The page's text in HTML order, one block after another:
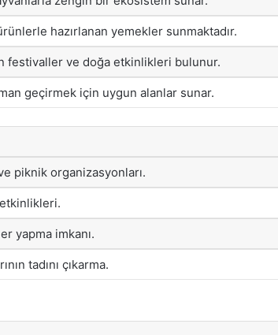
hazırlanan yemekler sunmaktadır.
festivaller ve doğa etkinlikleri bulunur.
geçirmek için uygun alanlar sunar.
piknik organizasyonları.
yapma imkanı.
tadını çıkarma.